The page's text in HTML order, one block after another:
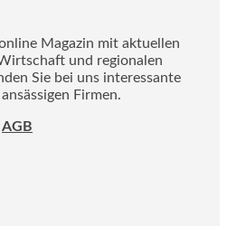
Magazin mit aktuellen
und regionalen
Sie bei uns interessante
Firmen.
AGB